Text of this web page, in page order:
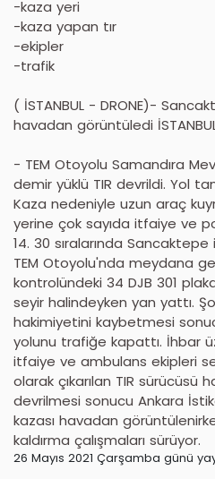
-kaza yeri
-kaza yapan tır
-ekipler
-trafik
( İSTANBUL - DRONE)-
havadan görüntüledi
- TEM Otoyolu Samandıra
demir yüklü TIR devrildi. Yol
Kaza nedeniyle uzun araç
yerine çok sayıda itfaiye ve
14. 30 sıralarında
TEM Otoyolu'nda meydana
kontrolündeki 34 DJB 301
seyir halindeyken yan yattı.
hakimiyetini kaybetmesi
yolunu trafiğe kapattı. İhbar
itfaiye ve ambulans ekipleri
olarak çıkarılan TIR sürücüsü
devrilmesi sonucu Ankara
kazası havadan
kaldırma çalışmaları sürüyor.
26 Mayıs 2021 Çarşamba günü